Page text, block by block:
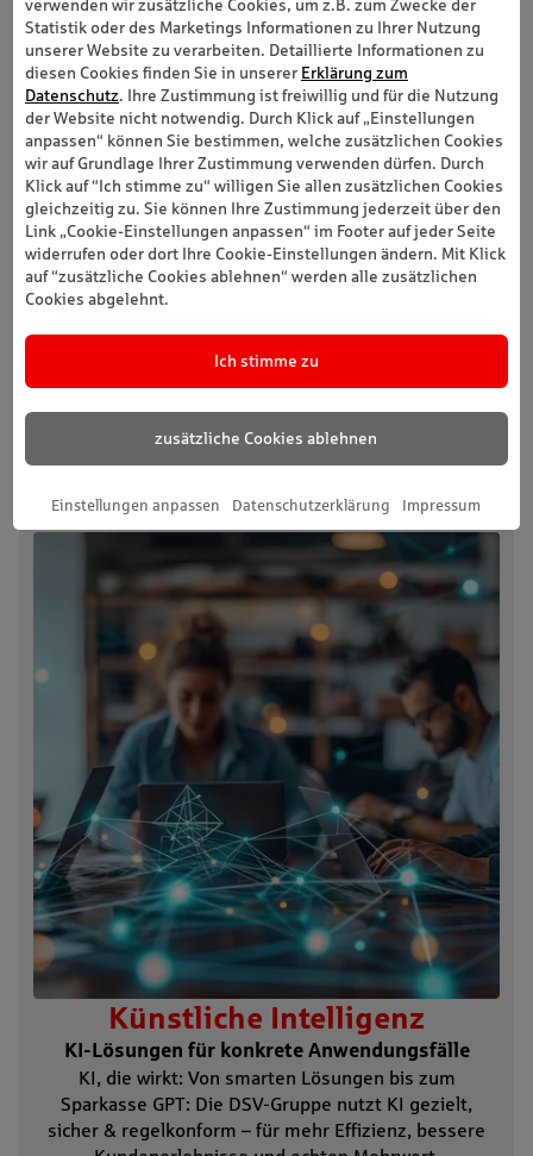
verwenden wir zusätzliche Cookies, um z.B. zum Zwecke der
Statistik oder des Marketings Informationen zu Ihrer Nutzung
unserer Website zu verarbeiten. Detaillierte Informationen zu
diesen Cookies finden Sie in unserer Erklärung zum
Datenschutz. Ihre Zustimmung ist freiwillig und für die Nutzung
der Website nicht notwendig. Durch Klick auf „Einstellungen
anpassen“ können Sie bestimmen, welche zusätzlichen Cookies
wir auf Grundlage Ihrer Zustimmung verwenden dürfen. Durch
Klick auf “Ich stimme zu“ willigen Sie allen zusätzlichen Cookies
gleichzeitig zu. Sie können Ihre Zustimmung jederzeit über den
Link „Cookie-Einstellungen anpassen“ im Footer auf jeder Seite
widerrufen oder dort Ihre Cookie-Einstellungen ändern. Mit Klick
auf “zusätzliche Cookies ablehnen“ werden alle zusätzlichen
Cookies abgelehnt.
Ich stimme zu
zusätzliche Cookies ablehnen
Einstellungen anpassen Datenschutzerklärung Impressum